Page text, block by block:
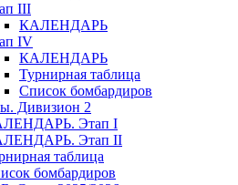
III
КАЛЕНДАРЬ
IV
КАЛЕНДАРЬ
Турнирная таблица
Список бомбардиров
Дивизион 2
Этап I
Этап II
таблица
бомбардиров